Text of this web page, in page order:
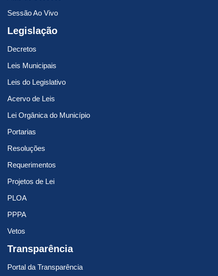
Sessão Ao Vivo
Legislação
Decretos
Leis Municipais
Leis do Legislativo
Acervo de Leis
Lei Orgânica do Município
Portarias
Resoluções
Requerimentos
Projetos de Lei
PLOA
PPPA
Vetos
Transparência
Portal da Transparência